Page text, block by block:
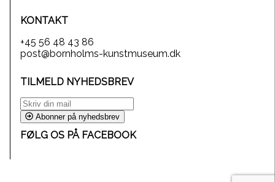
KONTAKT
+45 56 48 43 86
post@bornholms-kunstmuseum.dk
TILMELD NYHEDSBREV
Abonner på nyhedsbrev
FØLG OS PÅ FACEBOOK